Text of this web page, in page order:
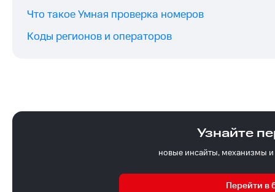
Что такое Умная проверка номеров
Коды регионов и операторов
Узнайте
новые инсайты, механизмы
Перейти в